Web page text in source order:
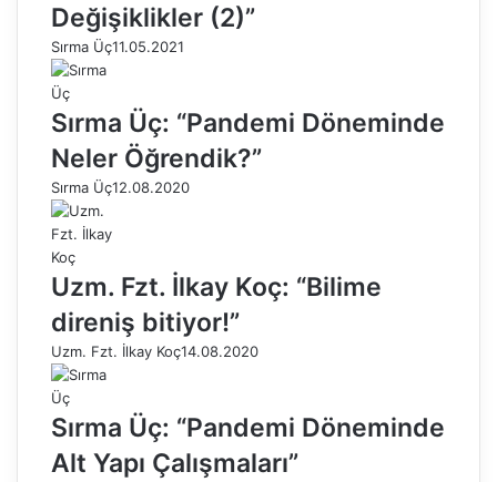
Değişiklikler (2)”
Sırma Üç11.05.2021
Sırma Üç: “Pandemi Döneminde
Neler Öğrendik?”
Sırma Üç12.08.2020
Uzm. Fzt. İlkay Koç: “Bilime
direniş bitiyor!”
Uzm. Fzt. İlkay Koç14.08.2020
Sırma Üç: “Pandemi Döneminde
Alt Yapı Çalışmaları”